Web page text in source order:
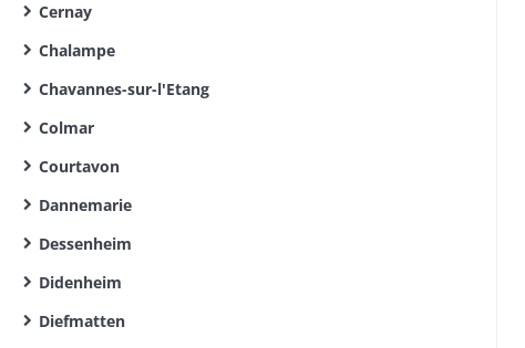
Cernay
Chalampe
Chavannes-sur-l'Etang
Colmar
Courtavon
Dannemarie
Dessenheim
Didenheim
Diefmatten